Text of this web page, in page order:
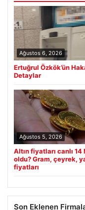
Ağustos 6, 2026
Ertuğrul Özkök’ün
Detaylar
Ağustos 5, 2026
Altın fiyatları canlı
oldu? Gram, çeyrek,
fiyatları
Son Eklenen